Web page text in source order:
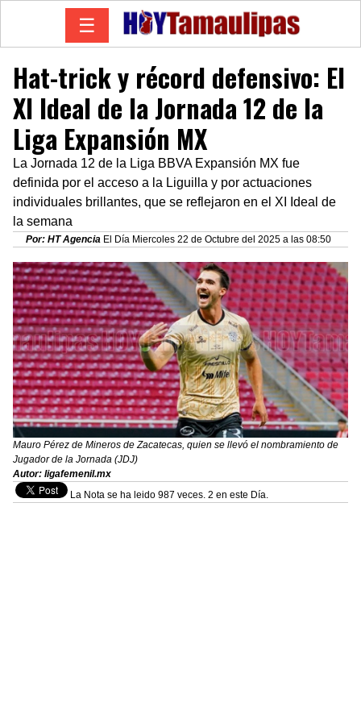
☰
Hat-trick y récord defensivo: El
XI Ideal de la Jornada 12 de la
Liga Expansión MX
La Jornada 12 de la Liga BBVA Expansión MX fue
definida por el acceso a la Liguilla y por actuaciones
individuales brillantes, que se reflejaron en el XI Ideal de
la semana
Por: HT Agencia El Día Miercoles 22 de Octubre del 2025 a las 08:50
Mauro Pérez de Mineros de Zacatecas, quien se llevó el nombramiento de
Jugador de la Jornada (JDJ)
Autor: ligafemenil.mx
La Nota se ha leido 987 veces. 2 en este Día.